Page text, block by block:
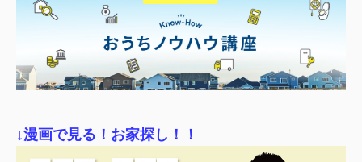
↓漫画で見る！お家探し！！